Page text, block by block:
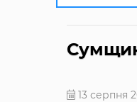
13 серпня